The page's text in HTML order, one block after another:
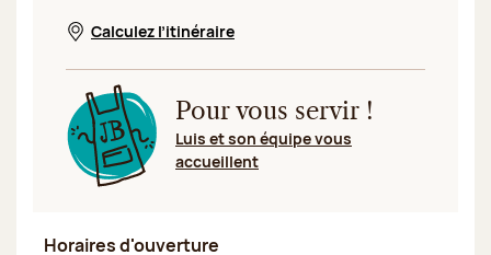
Nouvelle fenêtre
Calculez l’itinéraire
Pour vous servir !
Luis et son équipe vous
accueillent
Horaires d'ouverture